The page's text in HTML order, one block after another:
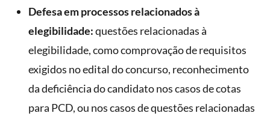
Defesa em processos relacionados à
elegibilidade:questões relacionadas à
elegibilidade, como comprovação de requisitos
exigidos no edital do concurso, reconhecimento
da deficiência do candidato nos casos de cotas
para PCD, ou nos casos de questões relacionadas